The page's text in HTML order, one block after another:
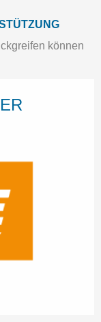
können